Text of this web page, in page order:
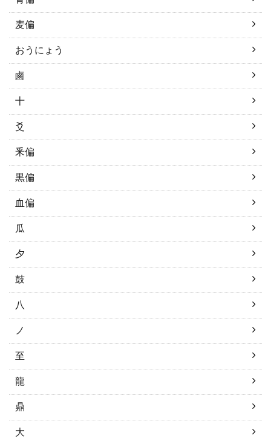
麦偏
おうにょう
鹵
十
爻
釆偏
黒偏
血偏
瓜
夕
鼓
八
ノ
至
龍
鼎
大